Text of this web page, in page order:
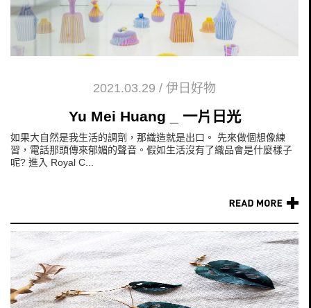
2021.03.29 / 伊日好物
Yu Mei Huang _ 一片日光
如果大自然是我生活的調劑，那織造就是出口。 先來做個想像練
習，電話那頭傳來郁媚的聲音。假如生活沒有了織品會是什麼樣子
呢? 進入 Royal C...